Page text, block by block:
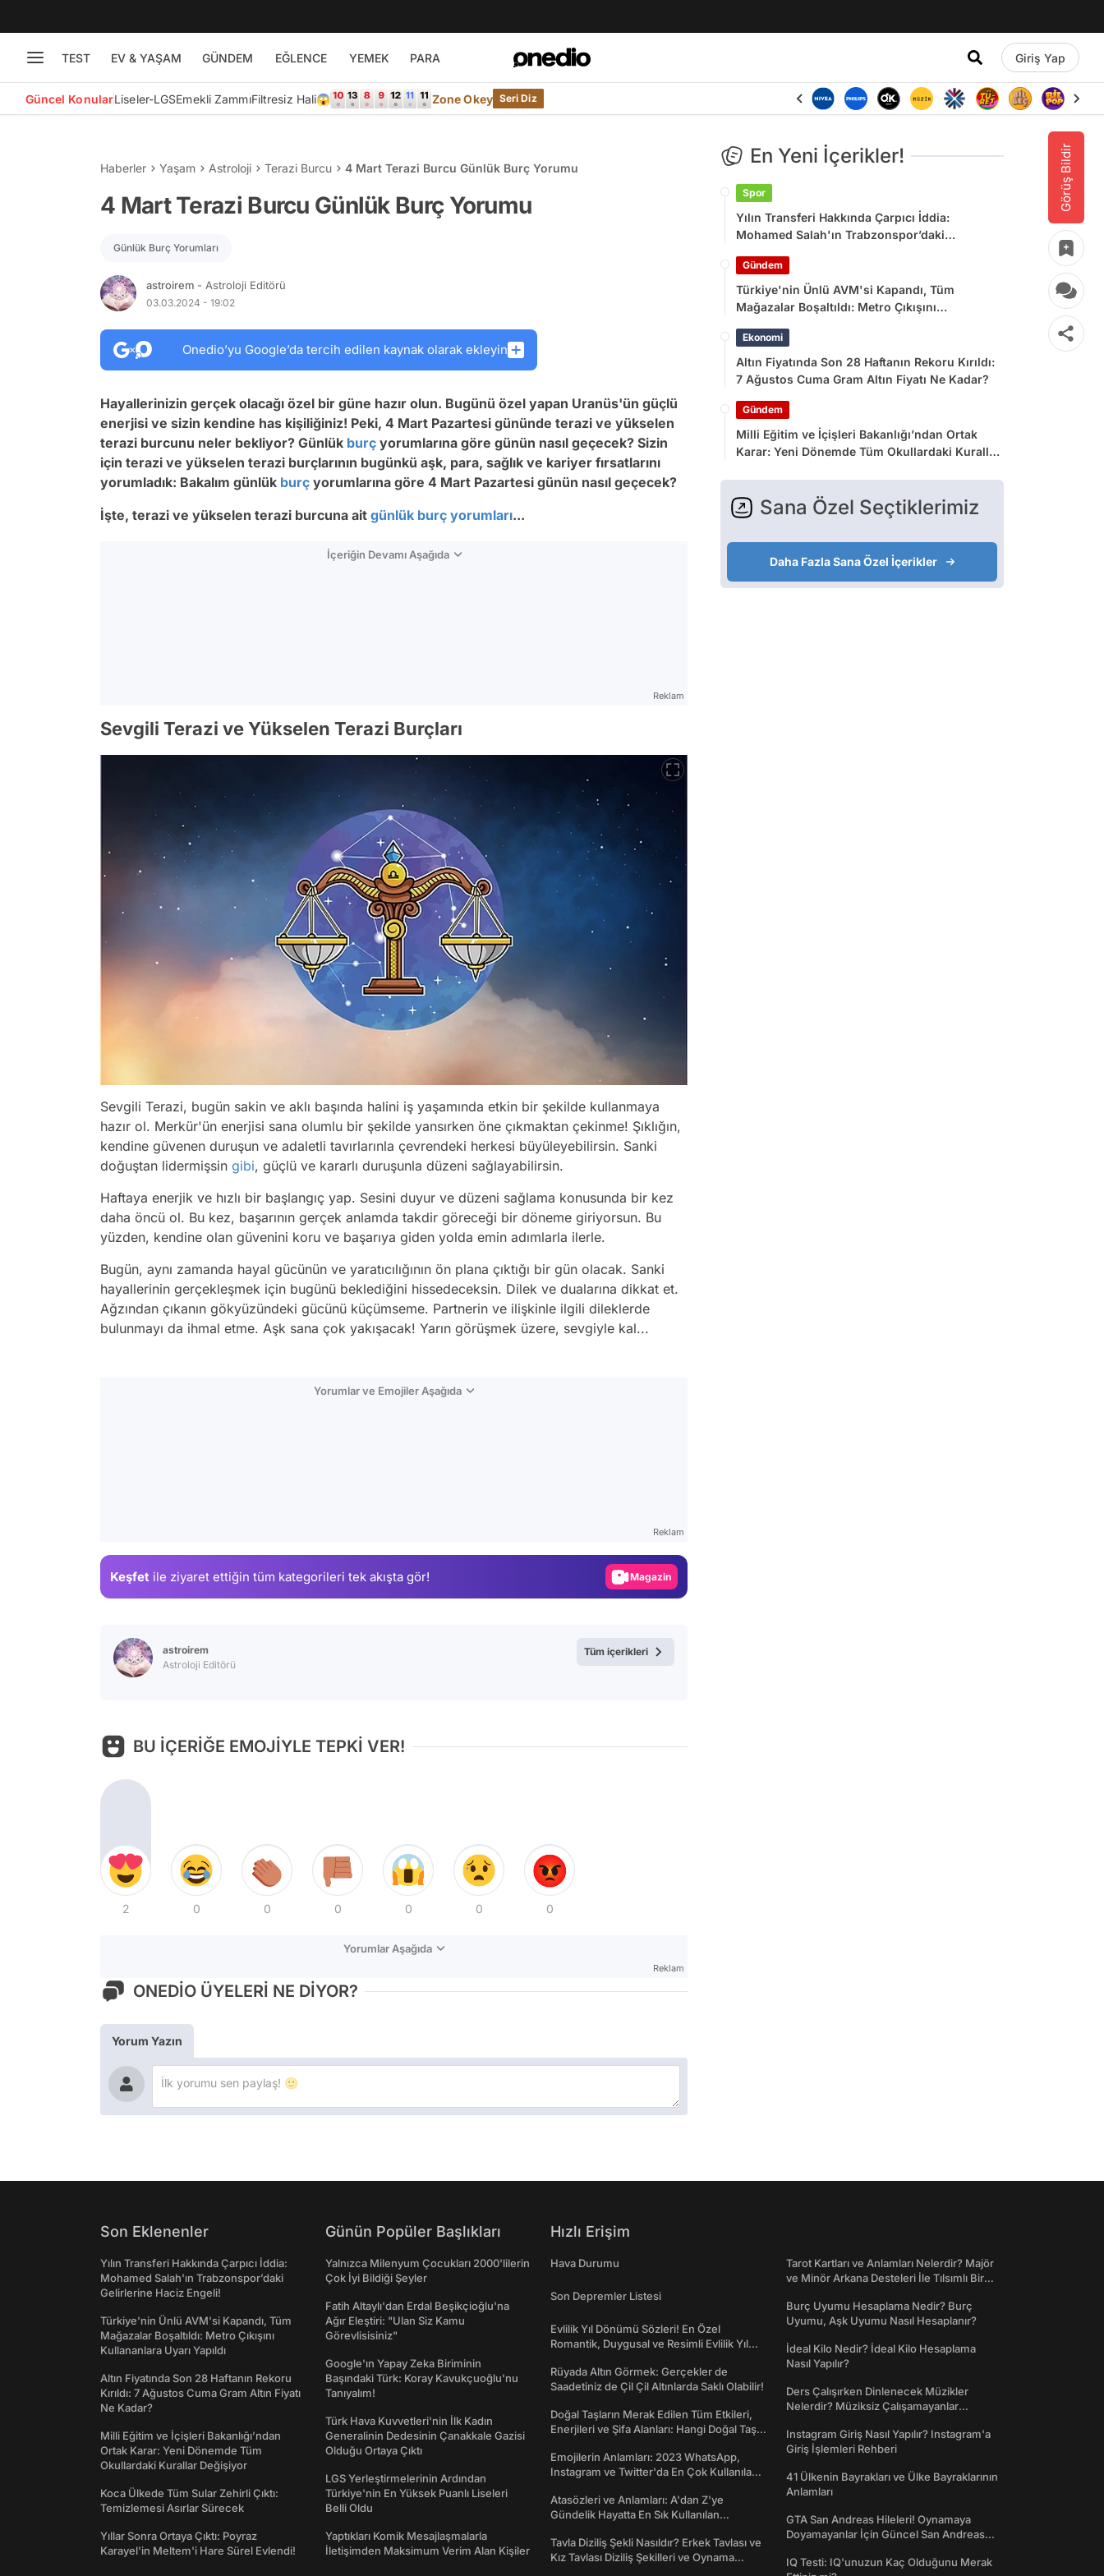
TEST EV & YAŞAM GÜNDEM EĞLENCE YEMEK PARA Giriş Yap
Güncel KonularLiseler-LGSEmekli ZammıFiltresiz Hali😱 Zone Okey Seri Diz
Görüş Bildir
Haberler Yaşam Astroloji Terazi Burcu 4 Mart Terazi Burcu Günlük Burç Yorumu
4 Mart Terazi Burcu Günlük Burç Yorumu
Günlük Burç Yorumları
astroirem - Astroloji Editörü
03.03.2024 - 19:02
Onedio’yu Google’da tercih edilen kaynak olarak ekleyin
Hayallerinizin gerçek olacağı özel bir güne hazır olun. Bugünü özel yapan Uranüs'ün güçlü
enerjisi ve sizin kendine has kişiliğiniz! Peki, 4 Mart Pazartesi gününde terazi ve yükselen
terazi burcunu neler bekliyor? Günlük burç yorumlarına göre günün nasıl geçecek? Sizin
için terazi ve yükselen terazi burçlarının bugünkü aşk, para, sağlık ve kariyer fırsatlarını
yorumladık: Bakalım günlük burç yorumlarına göre 4 Mart Pazartesi günün nasıl geçecek?
İşte, terazi ve yükselen terazi burcuna ait günlük burç yorumları...
İçeriğin Devamı Aşağıda
Reklam
Sevgili Terazi ve Yükselen Terazi Burçları
Sevgili Terazi, bugün sakin ve aklı başında halini iş yaşamında etkin bir şekilde kullanmaya
hazır ol. Merkür'ün enerjisi sana olumlu bir şekilde yansırken öne çıkmaktan çekinme! Şıklığın,
kendine güvenen duruşun ve adaletli tavırlarınla çevrendeki herkesi büyüleyebilirsin. Sanki
doğuştan lidermişsin gibi, güçlü ve kararlı duruşunla düzeni sağlayabilirsin.
Haftaya enerjik ve hızlı bir başlangıç yap. Sesini duyur ve düzeni sağlama konusunda bir kez
daha öncü ol. Bu kez, başarının gerçek anlamda takdir göreceği bir döneme giriyorsun. Bu
yüzden, kendine olan güvenini koru ve başarıya giden yolda emin adımlarla ilerle.
Bugün, aynı zamanda hayal gücünün ve yaratıcılığının ön plana çıktığı bir gün olacak. Sanki
hayallerinin gerçekleşmek için bugünü beklediğini hissedeceksin. Dilek ve dualarına dikkat et.
Ağzından çıkanın gökyüzündeki gücünü küçümseme. Partnerin ve ilişkinle ilgili dileklerde
bulunmayı da ihmal etme. Aşk sana çok yakışacak! Yarın görüşmek üzere, sevgiyle kal...
Yorumlar ve Emojiler Aşağıda
Reklam
Keşfet ile ziyaret ettiğin tüm kategorileri tek akışta gör! Magazin
astroirem
Astroloji Editörü
Tüm içerikleri
BU İÇERİĞE EMOJİYLE TEPKİ VER!
2 0 0 0 0 0 0
Yorumlar Aşağıda
Reklam
ONEDİO ÜYELERİ NE DİYOR?
Yorum Yazın
En Yeni İçerikler!
Spor
Yılın Transferi Hakkında Çarpıcı İddia:
Mohamed Salah'ın Trabzonspor’daki
Gündem
Türkiye'nin Ünlü AVM'si Kapandı, Tüm
Mağazalar Boşaltıldı: Metro Çıkışını
Ekonomi
Altın Fiyatında Son 28 Haftanın Rekoru Kırıldı:
7 Ağustos Cuma Gram Altın Fiyatı Ne Kadar?
Gündem
Milli Eğitim ve İçişleri Bakanlığı’ndan Ortak
Karar: Yeni Dönemde Tüm Okullardaki Kurallar
Sana Özel Seçtiklerimiz
Daha Fazla Sana Özel İçerikler
Son Eklenenler
Yılın Transferi Hakkında Çarpıcı İddia:
Mohamed Salah'ın Trabzonspor’daki
Gelirlerine Haciz Engeli!
Türkiye'nin Ünlü AVM'si Kapandı, Tüm
Mağazalar Boşaltıldı: Metro Çıkışını
Kullananlara Uyarı Yapıldı
Altın Fiyatında Son 28 Haftanın Rekoru
Kırıldı: 7 Ağustos Cuma Gram Altın Fiyatı
Ne Kadar?
Milli Eğitim ve İçişleri Bakanlığı’ndan
Ortak Karar: Yeni Dönemde Tüm
Okullardaki Kurallar Değişiyor
Koca Ülkede Tüm Sular Zehirli Çıktı:
Temizlemesi Asırlar Sürecek
Yıllar Sonra Ortaya Çıktı: Poyraz
Karayel'in Meltem'i Hare Sürel Evlendi!
Günün Popüler Başlıkları
Yalnızca Milenyum Çocukları 2000'lilerin
Çok İyi Bildiği Şeyler
Fatih Altaylı'dan Erdal Beşikçioğlu'na
Ağır Eleştiri: "Ulan Siz Kamu
Görevlisisiniz"
Google'ın Yapay Zeka Biriminin
Başındaki Türk: Koray Kavukçuoğlu'nu
Tanıyalım!
Türk Hava Kuvvetleri'nin İlk Kadın
Generalinin Dedesinin Çanakkale Gazisi
Olduğu Ortaya Çıktı
LGS Yerleştirmelerinin Ardından
Türkiye'nin En Yüksek Puanlı Liseleri
Belli Oldu
Yaptıkları Komik Mesajlaşmalarla
İletişimden Maksimum Verim Alan Kişiler
Hızlı Erişim
Hava Durumu
Son Depremler Listesi
Evlilik Yıl Dönümü Sözleri! En Özel
Romantik, Duygusal ve Resimli Evlilik Yıl
Rüyada Altın Görmek: Gerçekler de
Saadetiniz de Çil Çil Altınlarda Saklı Olabilir!
Doğal Taşların Merak Edilen Tüm Etkileri,
Enerjileri ve Şifa Alanları: Hangi Doğal Taş
Emojilerin Anlamları: 2023 WhatsApp,
Instagram ve Twitter'da En Çok Kullanılan
Atasözleri ve Anlamları: A'dan Z'ye
Gündelik Hayatta En Sık Kullanılan
Tavla Diziliş Şekli Nasıldır? Erkek Tavlası ve
Kız Tavlası Diziliş Şekilleri ve Oynama
Tarot Kartları ve Anlamları Nelerdir? Majör
ve Minör Arkana Desteleri İle Tılsımlı Bir
Burç Uyumu Hesaplama Nedir? Burç
Uyumu, Aşk Uyumu Nasıl Hesaplanır?
İdeal Kilo Nedir? İdeal Kilo Hesaplama
Nasıl Yapılır?
Ders Çalışırken Dinlenecek Müzikler
Nelerdir? Müziksiz Çalışamayanlar
Instagram Giriş Nasıl Yapılır? Instagram'a
Giriş İşlemleri Rehberi
41 Ülkenin Bayrakları ve Ülke Bayraklarının
Anlamları
GTA San Andreas Hileleri! Oynamaya
Doyamayanlar İçin Güncel San Andreas
IQ Testi: IQ'unuzun Kaç Olduğunu Merak